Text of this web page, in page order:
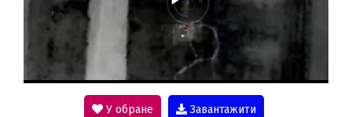
P
l
У обране Завантажити